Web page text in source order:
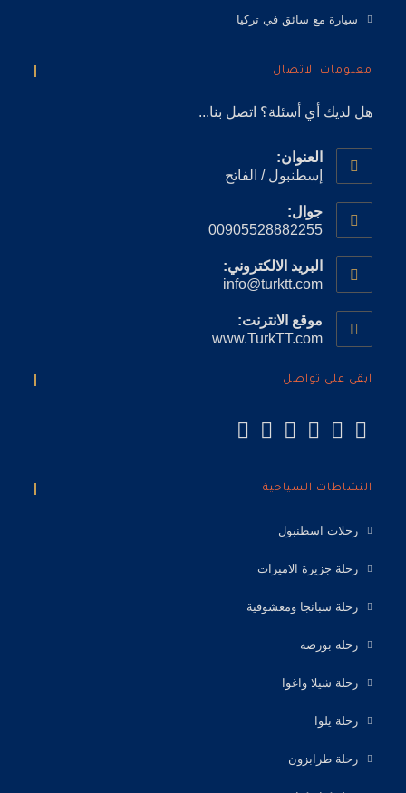
سيارة مع سائق في تركيا
معلومات الاتصال
هل لديك أي أسئلة؟ اتصل بنا...
العنوان:
إسطنبول / الفاتح
جوال:
00905528882255
البريد الالكتروني:
info@turktt.com
موقع الانترنت:
www.TurkTT.com
ابقى على تواصل
النشاطات السياحية
رحلات اسطنبول
رحلة جزيرة الاميرات
رحلة سبانجا ومعشوقية
رحلة بورصة
رحلة شيلا واغوا
رحلة يلوا
رحلة طرابزون